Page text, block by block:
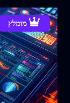
מומלץ